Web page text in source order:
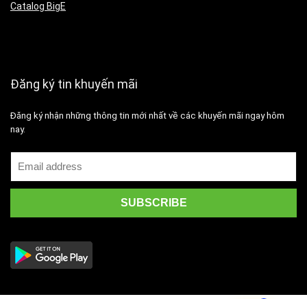
Catalog BigE
Đăng ký tin khuyến mãi
Đăng ký nhận những thông tin mới nhất về các khuyến mãi ngay hôm
nay.